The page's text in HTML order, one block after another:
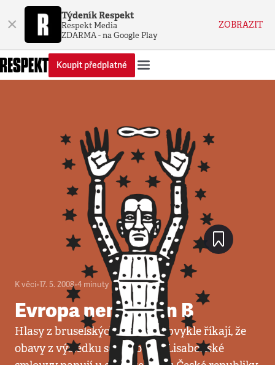
× Týdeník Respekt
Respekt Media
ZDARMA - na Google Play
ZOBRAZIT
Koupit předplatné
K věci•17. 5. 2008•4 minuty
Evropa nemá plán B
Hlasy z bruselských kuloárů obvykle říkají, že
obavy z výsledku schvalování Lisabonské